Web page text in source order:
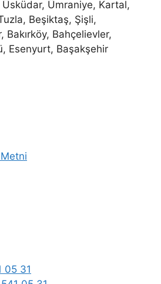
Üsküdar, Ümraniye, Kartal,
Beşiktaş, Şişli,
Bakırköy, Bahçelievler,
Esenyurt, Başakşehir
05 31